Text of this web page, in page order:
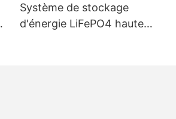
Système de stockage
d'énergie LiFePO4 haute